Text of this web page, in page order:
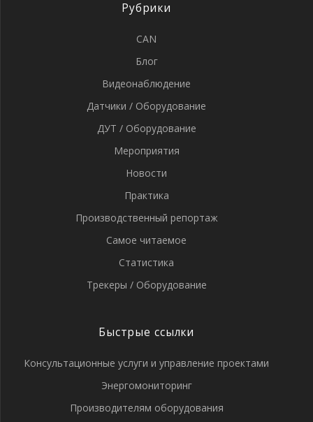
Рубрики
CAN
Блог
Видеонаблюдение
Датчики / Оборудование
ДУТ / Оборудование
Мероприятия
Новости
Практика
Производственный репортаж
Самое читаемое
Статистика
Трекеры / Оборудование
Быстрые ссылки
Консультационные услуги и управление проектами
Энергомониторинг
Производителям оборудования